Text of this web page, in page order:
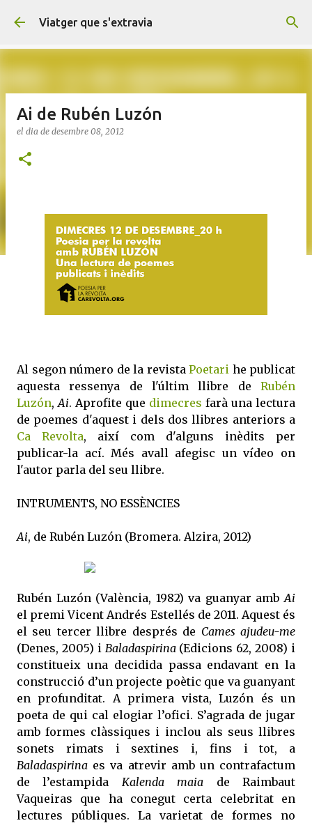
Salta al contingut principal
Viatger que s'extravia
Ai de Rubén Luzón
el dia de desembre 08, 2012
Al segon número de la revista Poetari he publicat
aquesta ressenya de l'últim llibre de Rubén
Luzón,Ai. Aprofite que dimecres farà una lectura
de poemes d'aquest i dels dos llibres anteriors a
Ca Revolta, així com d'alguns inèdits per
publicar-la ací. Més avall afegisc un vídeo on
l'autor parla del seu llibre.
INTRUMENTS, NO ESSÈNCIES
Ai, de Rubén Luzón (Bromera. Alzira, 2012)
Rubén Luzón (València, 1982) va guanyar ambAi
el premi Vicent Andrés Estellés de 2011. Aquest és
el seu tercer llibre després de Cames ajudeu-me
(Denes, 2005) i Baladaspirina (Edicions 62, 2008) i
constitueix una decidida passa endavant en la
construcció d’un projecte poètic que va guanyant
en profunditat. A primera vista, Luzón és un
poeta de qui cal elogiar l’ofici. S’agrada de jugar
amb formes clàssiques i inclou als seus llibres
sonets rimats i sextines i, fins i tot, a
Baladaspirina es va atrevir amb un contrafactum
de l’estampida Kalenda maia de Raimbaut
Vaqueiras que ha conegut certa celebritat en
lectures públiques. La varietat de formes no